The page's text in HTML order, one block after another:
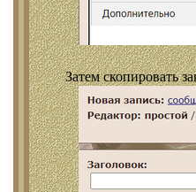
Затем скопировать